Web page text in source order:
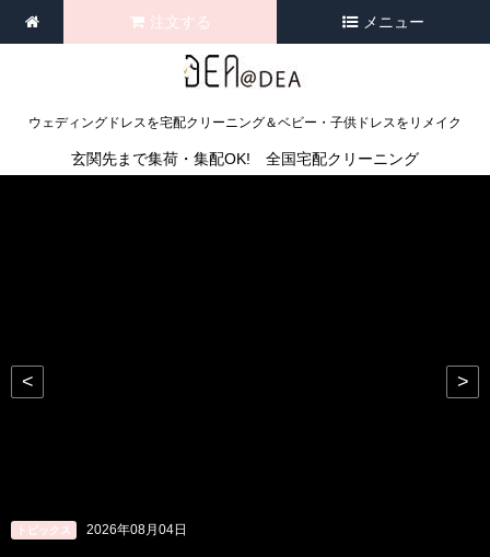
ウェディングドレスを宅配クリーニング＆ベビー・子供ドレスをリメイク
注文する メニュー
玄関先まで集荷・集配OK! 全国宅配クリーニング
トピックス 2026年08月04日
< >